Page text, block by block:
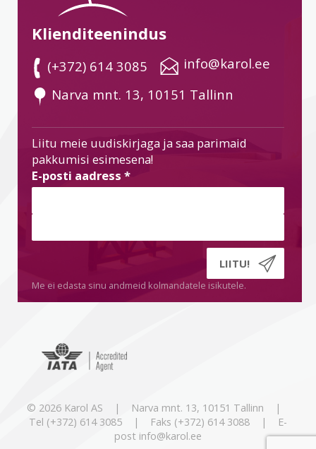
Klienditeenindus
(+372) 614 3085
info@karol.ee
Narva mnt. 13, 10151 Tallinn
Liitu meie uudiskirjaga ja saa parimaid
pakkumisi esimesena!
E-posti aadress *
Me ei edasta sinu andmeid kolmandatele isikutele.
© 2026 Karol AS | Narva mnt. 13, 10151 Tallinn |
Tel (+372) 614 3085 | Faks (+372) 614 3088 | E-
post info@karol.ee